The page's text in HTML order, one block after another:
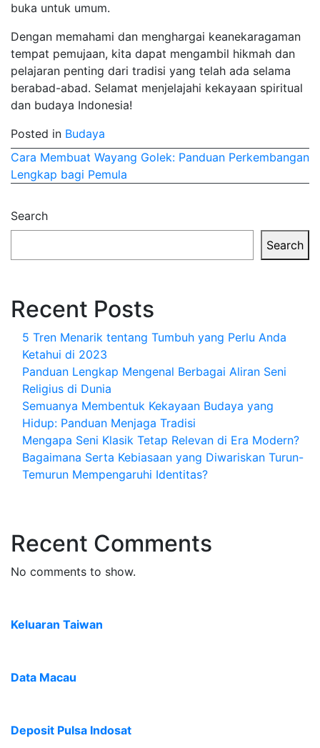
buka untuk umum.
Dengan memahami dan menghargai keanekaragaman
tempat pemujaan, kita dapat mengambil hikmah dan
pelajaran penting dari tradisi yang telah ada selama
berabad-abad. Selamat menjelajahi kekayaan spiritual
dan budaya Indonesia!
Posted in Budaya
Post
navigation
Cara Membuat Wayang Golek: Panduan
Lengkap bagi Pemula
Perkembangan
Search
Search
Recent Posts
5 Tren Menarik tentang Tumbuh yang Perlu Anda
Ketahui di 2023
Panduan Lengkap Mengenal Berbagai Aliran Seni
Religius di Dunia
Semuanya Membentuk Kekayaan Budaya yang
Hidup: Panduan Menjaga Tradisi
Mengapa Seni Klasik Tetap Relevan di Era Modern?
Bagaimana Serta Kebiasaan yang Diwariskan Turun-
Temurun Mempengaruhi Identitas?
Recent Comments
No comments to show.
Keluaran Taiwan
Data Macau
Deposit Pulsa Indosat